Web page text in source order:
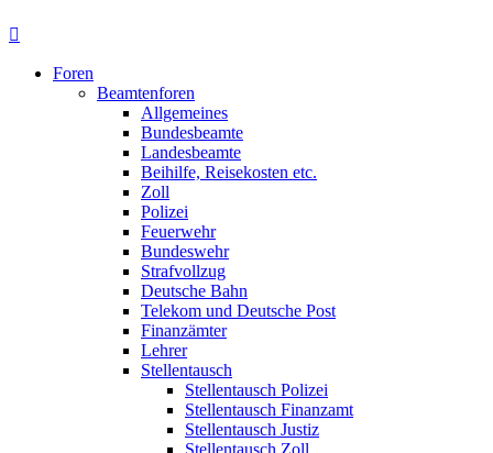
Foren
Beamtenforen
Allgemeines
Bundesbeamte
Landesbeamte
Beihilfe, Reisekosten etc.
Zoll
Polizei
Feuerwehr
Bundeswehr
Strafvollzug
Deutsche Bahn
Telekom und Deutsche Post
Finanzämter
Lehrer
Stellentausch
Stellentausch Polizei
Stellentausch Finanzamt
Stellentausch Justiz
Stellentausch Zoll